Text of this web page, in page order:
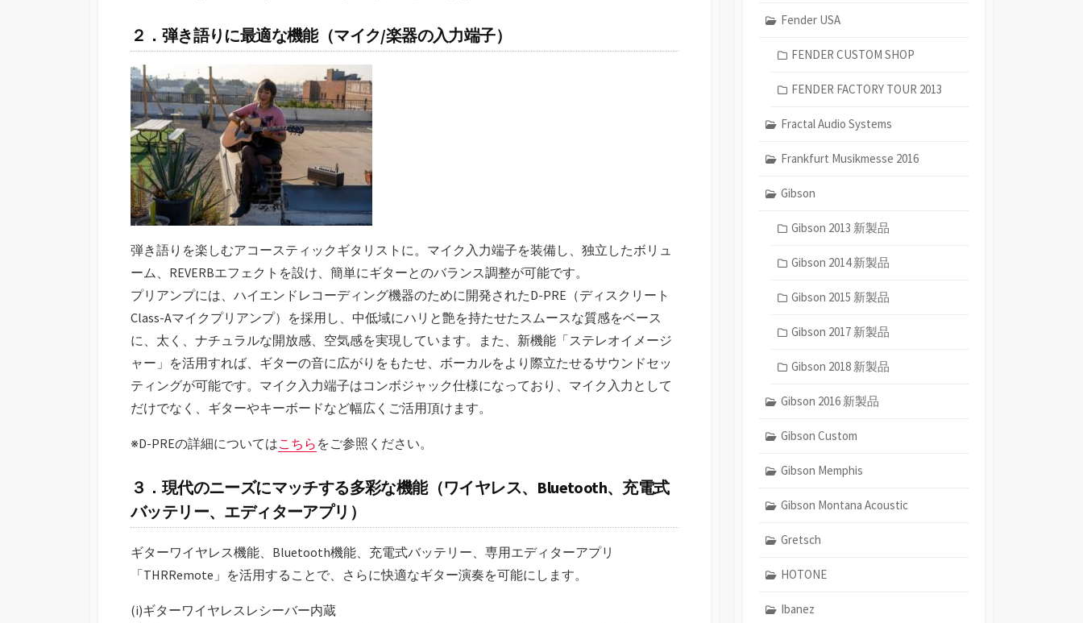
２．弾き語りに最適な機能（マイク/楽器の入力端子）
弾き語りを楽しむアコースティックギタリストに。マイク入力端子を装備し、独立したボリュ
ーム、REVERBエフェクトを設け、簡単にギターとのバランス調整が可能です。
プリアンプには、ハイエンドレコーディング機器のために開発されたD-PRE（ディスクリート
Class-Aマイクプリアンプ）を採用し、中低域にハリと艶を持たせたスムースな質感をベース
に、太く、ナチュラルな開放感、空気感を実現しています。また、新機能「ステレオイメージ
ャー」を活用すれば、ギターの音に広がりをもたせ、ボーカルをより際立たせるサウンドセッ
ティングが可能です。マイク入力端子はコンボジャック仕様になっており、マイク入力として
だけでなく、ギターやキーボードなど幅広くご活用頂けます。
※D-PREの詳細についてはこちら をご参照ください。
３．現代のニーズにマッチする多彩な機能（ワイヤレス、Bluetooth、充電式
バッテリー、エディターアプリ）
ギターワイヤレス機能、Bluetooth機能、充電式バッテリー、専用エディターアプリ
「THRRemote」を活用することで、さらに快適なギター演奏を可能にします。
(i)ギターワイヤレスレシーバー内蔵
Fender USA
FENDER CUSTOM SHOP
FENDER FACTORY TOUR 2013
Fractal Audio Systems
Frankfurt Musikmesse 2016
Gibson
Gibson 2013 新製品
Gibson 2014 新製品
Gibson 2015 新製品
Gibson 2017 新製品
Gibson 2018 新製品
Gibson 2016 新製品
Gibson Custom
Gibson Memphis
Gibson Montana Acoustic
Gretsch
HOTONE
Ibanez